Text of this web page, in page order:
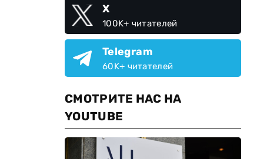
X
100K+ читателей
Telegram
60K+ читателей
СМОТРИТЕ НАС НА
YOUTUBE